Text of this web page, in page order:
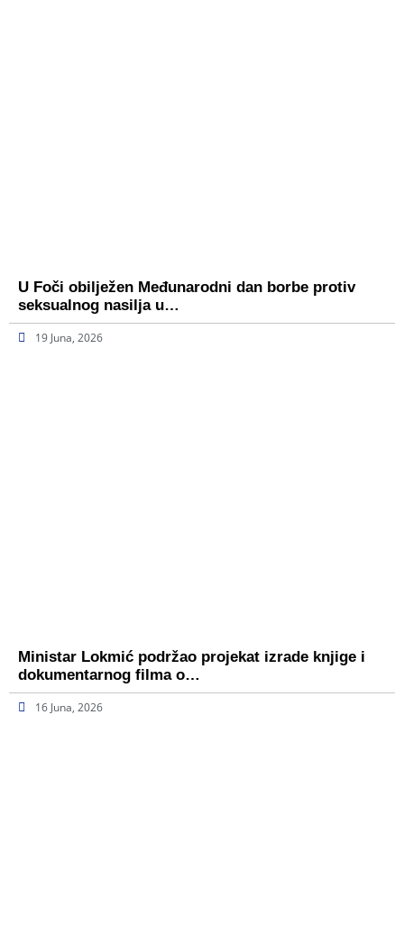
U Foči obilježen Međunarodni dan borbe protiv
seksualnog nasilja u…
19 Juna, 2026
Ministar Lokmić podržao projekat izrade knjige i
dokumentarnog filma o…
16 Juna, 2026